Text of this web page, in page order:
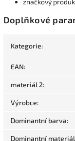
Doplňkové
Kategorie:
EAN:
materiál 2:
Výrobce:
Dominantní barva:
Dominantní materiál